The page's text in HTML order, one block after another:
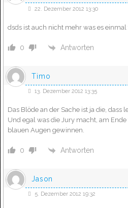
22. Dezember 2012 13:30
dsds ist auch nicht mehr was es
0 Antworten
Timo
13. Dezember 2012 13:35
Das Blöde an der Sache ist ja die, dass
Und egal was die Jury macht, am
blauen Augen gewinnen.
0 Antworten
Jason
5. Dezember 2012 19:32